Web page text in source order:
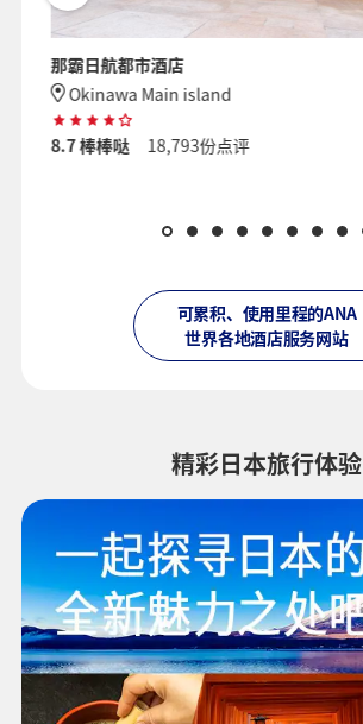
那霸日航都市酒店
Okinawa Main island
8.7棒棒哒 18,793份点评
可累积、使用里程的ANA
世界各地酒店服务网站
精彩日本旅行体验